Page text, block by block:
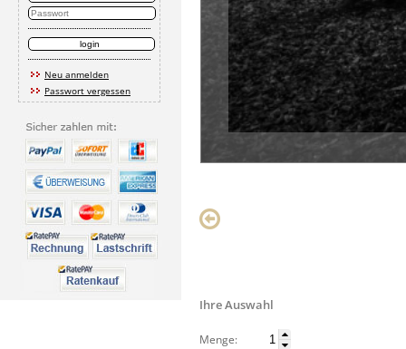
Neu anmelden
Passwort vergessen
Ihre Auswahl
Menge: